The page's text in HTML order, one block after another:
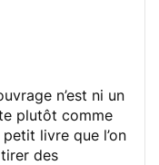
n’est ni un
plutôt comme
livre que l’on
des